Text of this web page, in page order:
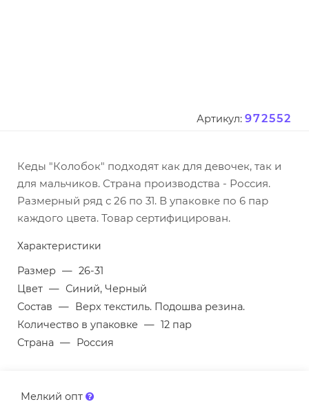
Артикул: 972552
Кеды "Колобок" подходят как для девочек, так и
для мальчиков. Страна производства - Россия.
Размерный ряд с 26 по 31. В упаковке по 6 пар
каждого цвета. Товар сертифицирован.
Характеристики
Размер — 26-31
Цвет — Синий, Черный
Состав — Верх текстиль. Подошва резина.
Количество в упаковке — 12 пар
Страна — Россия
Мелкий опт